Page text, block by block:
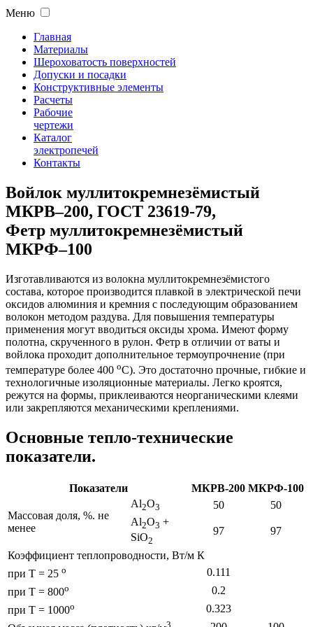
Меню
Главная
Материалы
Шероховатость поверхностей
Допуски и посадки
Конструктивные элементы
Расчеты
Рабочие
чертежи
Каталог
электропечей
Контакты
Войлок муллитокремнезёмистый
МКРВ–200, ГОСТ 23619-79,
Фетр муллитокремнезёмистый
МКРФ–100
Изготавливаются из волокна муллитокремнезёмистого
состава, которое производится плавкой в электрической печи
оксидов алюминия и кремния с последующим образованием
волокон методом раздува. Для повышения температуры
применения могут вводиться оксиды хрома. Имеют форму
полотна, скрученного в рулон. Фетр в отличии от ваты и
войлока проходит дополнительное термоупрочнение (при
температуре более 400 оС). Это достаточно прочные, гибкие и
технологичные изоляционные материалы. Легко кроятся,
режутся на формы, приклеиваются неорганическими клеями
или закрепляются механическими креплениями.
Основные тепло-технические
показатели.
Показатели МКРВ-200 МКРФ-100
Массовая доля, %. не
менее
Al2O3 50
50
Al2O3 +
SiO2
97 97
Коэффициент теплопроводности, Вт/м К
при Т = 25 о
0.111
при Т = 800о
0.2
при Т = 1000о
0.323
3